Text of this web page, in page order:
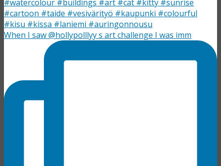
When I saw @hollypolllyy s art challenge I was imm